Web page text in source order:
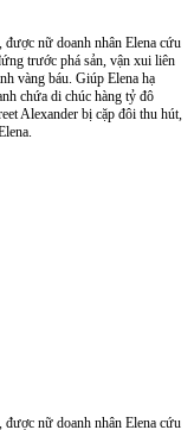
nữ doanh nhân Elena cứu
trước phá sản, vận xui liên
vàng báu. Giúp Elena hạ
chứa di chúc hàng tỷ đô
Alexander bị cặp đôi thu hút,
nữ doanh nhân Elena cứu